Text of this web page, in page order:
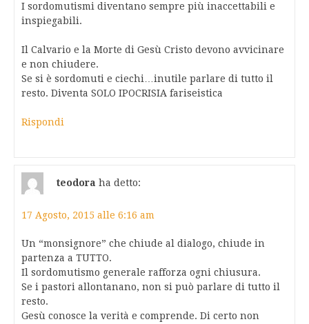
I sordomutismi diventano sempre più inaccettabili e
inspiegabili.
Il Calvario e la Morte di Gesù Cristo devono avvicinare
e non chiudere.
Se si è sordomuti e ciechi…inutile parlare di tutto il
resto. Diventa SOLO IPOCRISIA fariseistica
Rispondi
teodora ha detto:
17 Agosto, 2015 alle 6:16 am
Un “monsignore” che chiude al dialogo, chiude in
partenza a TUTTO.
Il sordomutismo generale rafforza ogni chiusura.
Se i pastori allontanano, non si può parlare di tutto il
resto.
Gesù conosce la verità e comprende. Di certo non